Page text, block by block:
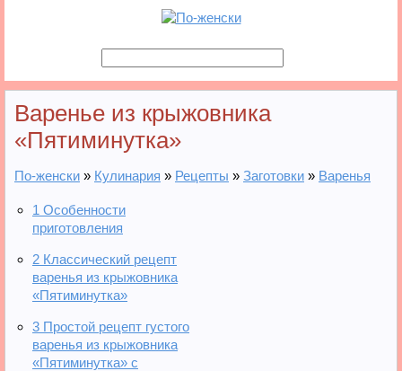
Варенье из крыжовника
«Пятиминутка»
По-женски » Кулинария » Рецепты » Заготовки » Варенья
1 Особенности
приготовления
2 Классический рецепт
варенья из крыжовника
«Пятиминутка»
3 Простой рецепт густого
варенья из крыжовника
«Пятиминутка» с